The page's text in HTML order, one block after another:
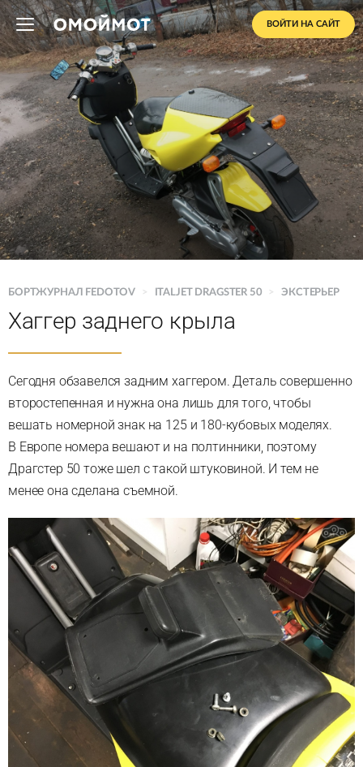
ВОЙТИ НА САЙТ
БОРТЖУРНАЛ FEDOTOV > ITALJET DRAGSTER 50 > ЭКСТЕРЬЕР
Хаггер заднего крыла
Сегодня обзавелся задним хаггером. Деталь совершенно
второстепенная и нужна она лишь для того, чтобы
вешать номерной знак на 125 и 180-кубовых моделях.
В Европе номера вешают и на полтинники, поэтому
Драгстер 50 тоже шел с такой штуковиной. И тем не
менее она сделана съемной.